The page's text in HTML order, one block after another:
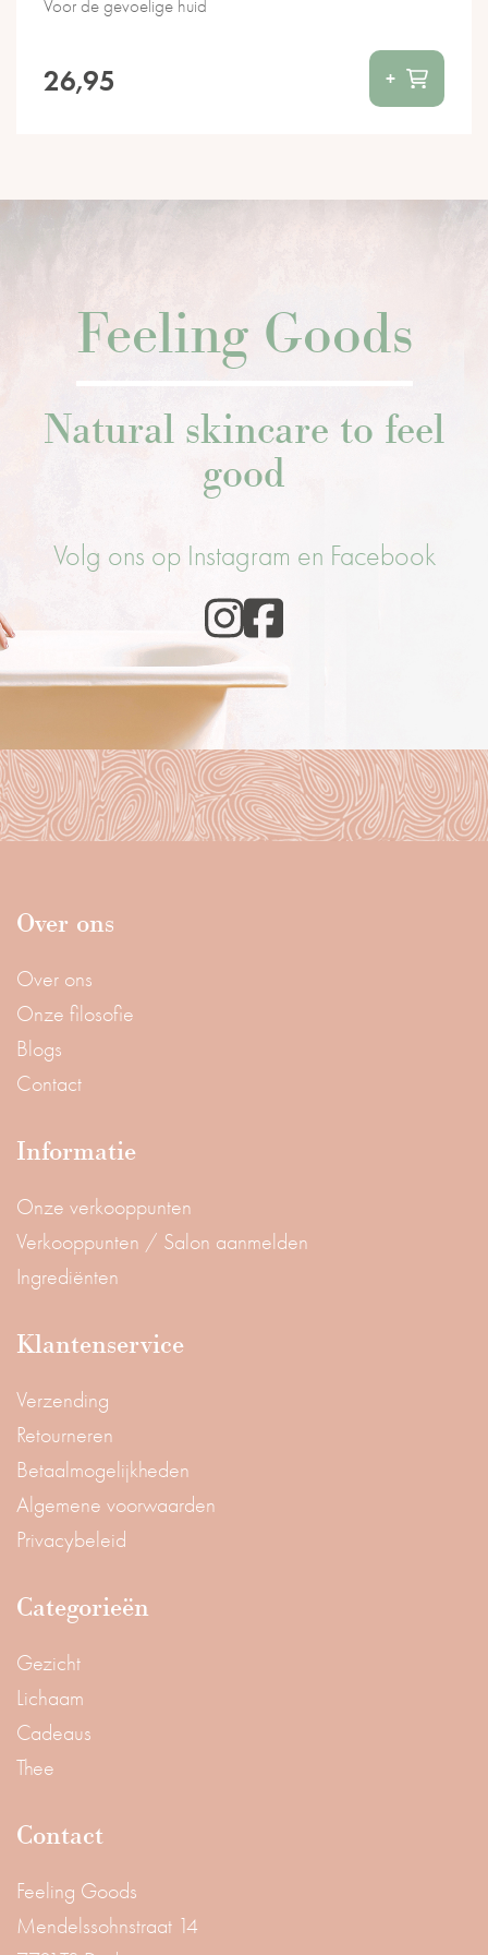
26,95 +
Voor de gevoelige huid
Feeling Goods
Natural skincare to feel
good
Volg ons op Instagram en Facebook
Over ons
Over ons
Onze filosofie
Blogs
Contact
Informatie
Onze verkooppunten
Verkooppunten / Salon aanmelden
Ingrediënten
Klantenservice
Verzending
Retourneren
Betaalmogelijkheden
Algemene voorwaarden
Privacybeleid
Categorieën
Gezicht
Lichaam
Cadeaus
Thee
Contact
Feeling Goods
Mendelssohnstraat 14